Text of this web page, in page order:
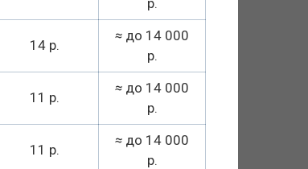
14 р.
≈ до 14 000
р.
11 р.
≈ до 14 000
р.
11 р.
≈ до 14 000
р.